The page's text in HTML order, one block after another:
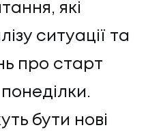
які
ситуації та
про старт
бути нові